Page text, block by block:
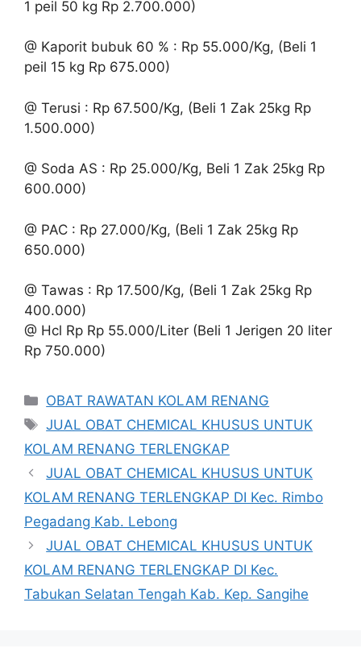
1 peil 50 kg Rp 2.700.000)
@ Kaporit bubuk 60 % : Rp 55.000/Kg, (Beli 1
peil 15 kg Rp 675.000)
@ Terusi : Rp 67.500/Kg, (Beli 1 Zak 25kg Rp
1.500.000)
@ Soda AS : Rp 25.000/Kg, Beli 1 Zak 25kg Rp
600.000)
@ PAC : Rp 27.000/Kg, (Beli 1 Zak 25kg Rp
650.000)
@ Tawas : Rp 17.500/Kg, (Beli 1 Zak 25kg Rp
400.000)
@ Hcl Rp Rp 55.000/Liter (Beli 1 Jerigen 20 liter
Rp 750.000)
Kategori
OBAT RAWATAN KOLAM RENANG
Tag
JUAL OBAT CHEMICAL KHUSUS UNTUK
KOLAM RENANG TERLENGKAP
JUAL OBAT CHEMICAL KHUSUS UNTUK
KOLAM RENANG TERLENGKAP DI Kec. Rimbo
Pegadang Kab. Lebong
JUAL OBAT CHEMICAL KHUSUS UNTUK
KOLAM RENANG TERLENGKAP DI Kec.
Tabukan Selatan Tengah Kab. Kep. Sangihe